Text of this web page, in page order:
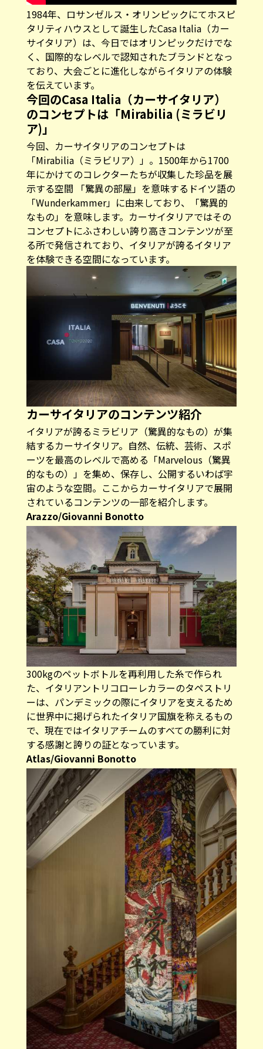
1984年、ロサンゼルス・オリンピックにてホスピ
タリティハウスとして誕生したCasa Italia（カー
サイタリア）は、今日ではオリンピックだけでな
く、国際的なレベルで認知されたブランドとなっ
ており、大会ごとに進化しながらイタリアの体験
を伝えています。
今回のCasa Italia（カーサイタリア）
のコンセプトは「Mirabilia (ミラビリ
ア)」
今回、カーサイタリアのコンセプトは
「Mirabilia（ミラビリア）」。1500年から1700
年にかけてのコレクターたちが収集した珍品を展
示する空間 「驚異の部屋」を意味するドイツ語の
「Wunderkammer」に由来しており、「驚異的
なもの」を意味します。カーサイタリアではその
コンセプトにふさわしい誇り高きコンテンツが至
る所で発信されており、イタリアが誇るイタリア
を体験できる空間になっています。
カーサイタリアのコンテンツ紹介
イタリアが誇るミラビリア（驚異的なもの）が集
結するカーサイタリア。自然、伝統、芸術、スポ
ーツを最高のレベルで高める「Marvelous（驚異
的なもの）」を集め、保存し、公開するいわば宇
宙のような空間。ここからカーサイタリアで展開
されているコンテンツの一部を紹介します。
Arazzo/Giovanni Bonotto
300kgのペットボトルを再利用した糸で作られ
た、イタリアントリコローレカラーのタペストリ
ーは、パンデミックの際にイタリアを支えるため
に世界中に掲げられたイタリア国旗を称えるもの
で、現在ではイタリアチームのすべての勝利に対
する感謝と誇りの証となっています。
Atlas/Giovanni Bonotto